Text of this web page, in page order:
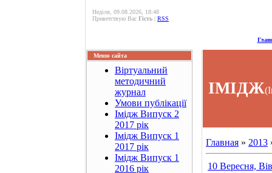
Неділя, 09.08.2026, 18:48
Приветствую Вас Гість | RSS
Меню сайта
Віртуальний
методичний
журнал
Умови публікації
Імідж Випуск 2
2017 рік
Імідж Випуск 1
2017 рік
Імідж Випуск 1
2016 рік
ІМІДЖ
Главная » 2013
10 Вересня,